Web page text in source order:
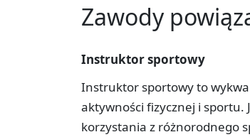
Zawody
Instruktor sportowy
Instruktor sportowy to
aktywności fizycznej i sportu.
korzystania z różnorodnego